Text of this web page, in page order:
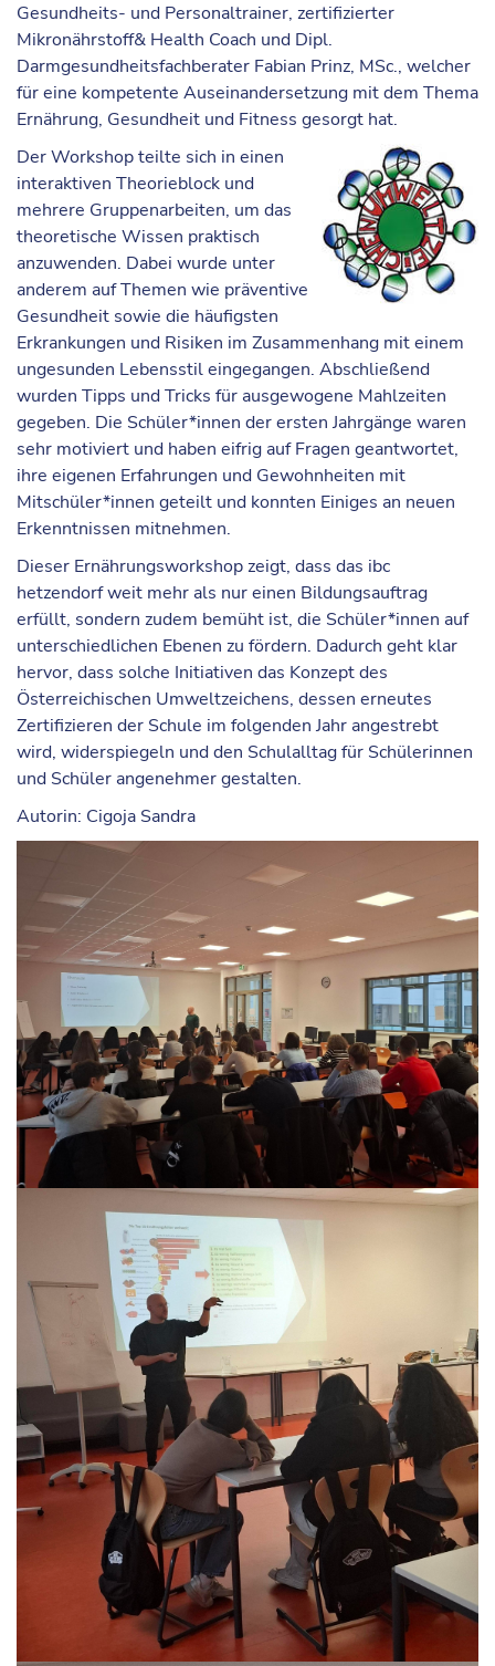
Gesundheits- und Personaltrainer, zertifizierter
Mikronährstoff& Health Coach und Dipl.
Darmgesundheitsfachberater Fabian Prinz, MSc., welcher
für eine kompetente Auseinandersetzung mit dem Thema
Ernährung, Gesundheit und Fitness gesorgt hat.
Der Workshop teilte sich in einen
interaktiven Theorieblock und
mehrere Gruppenarbeiten, um das
theoretische Wissen praktisch
anzuwenden. Dabei wurde unter
anderem auf Themen wie präventive
Gesundheit sowie die häufigsten
Erkrankungen und Risiken im Zusammenhang mit einem
ungesunden Lebensstil eingegangen. Abschließend
wurden Tipps und Tricks für ausgewogene Mahlzeiten
gegeben. Die Schüler*innen der ersten Jahrgänge waren
sehr motiviert und haben eifrig auf Fragen geantwortet,
ihre eigenen Erfahrungen und Gewohnheiten mit
Mitschüler*innen geteilt und konnten Einiges an neuen
Erkenntnissen mitnehmen.
Dieser Ernährungsworkshop zeigt, dass das ibc
hetzendorf weit mehr als nur einen Bildungsauftrag
erfüllt, sondern zudem bemüht ist, die Schüler*innen auf
unterschiedlichen Ebenen zu fördern. Dadurch geht klar
hervor, dass solche Initiativen das Konzept des
Österreichischen Umweltzeichens, dessen erneutes
Zertifizieren der Schule im folgenden Jahr angestrebt
wird, widerspiegeln und den Schulalltag für Schülerinnen
und Schüler angenehmer gestalten.
Autorin: Cigoja Sandra